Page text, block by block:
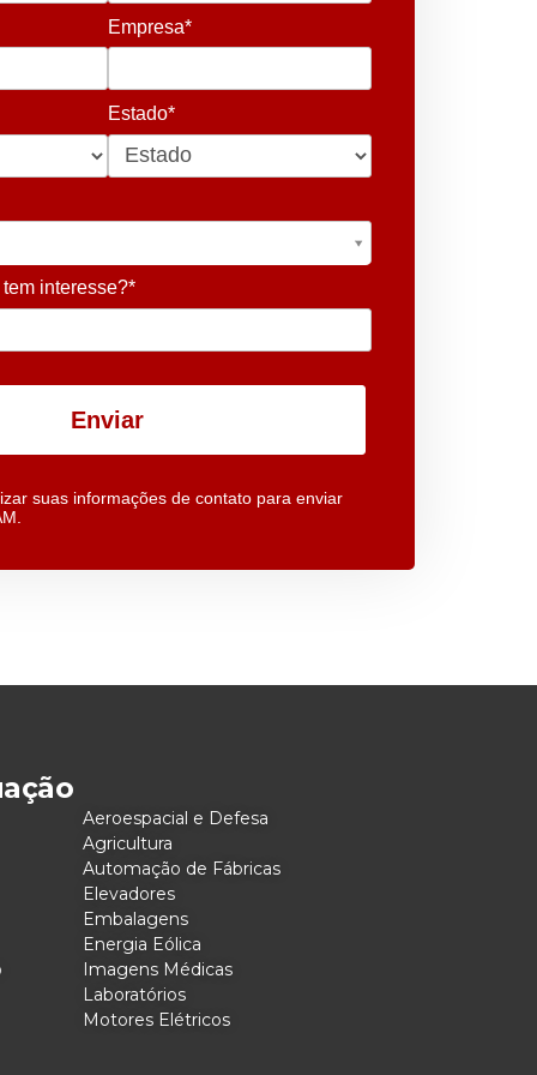
Empresa*
Estado*
interesse?*
Enviar
suas informações de contato para enviar
Aeroespacial e Defesa
Agricultura
Automação de Fábricas
Elevadores
Embalagens
Energia Eólica
Imagens Médicas
Laboratórios
Motores Elétricos